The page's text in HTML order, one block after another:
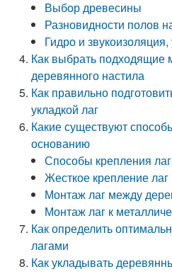
Выбор древесины
Разновидности полов
Гидро и
Как выбрать подходящие
деревянного настила
Как правильно
укладкой лаг
Какие существуют
основанию
Способы крепления лаг
Жесткое крепление лаг
Монтаж лаг между
Монтаж лаг к
Как определить
лагами
Как укладывать